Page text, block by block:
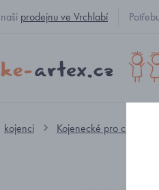
prodejnu ve Vrchlabí
kojenci Kojenecké pro chlapečky